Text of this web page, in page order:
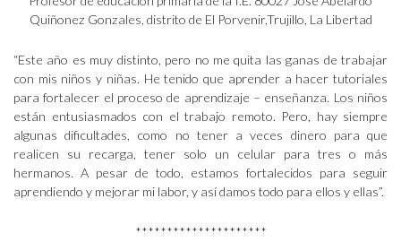
Quiñonez Gonzales, distrito de El Porvenir,Trujillo, La Libertad
“Este año es muy distinto, pero no me quita las ganas de trabajar
con mis niños y niñas. He tenido que aprender a hacer tutoriales
para fortalecer el proceso de aprendizaje – enseñanza. Los niños
están entusiasmados con el trabajo remoto. Pero, hay siempre
algunas dificultades, como no tener a veces dinero para que
realicen su recarga, tener solo un celular para tres o más
hermanos. A pesar de todo, estamos fortalecidos para seguir
aprendiendo y mejorar mi labor, y así damos todo para ellos y ellas”.
*********************